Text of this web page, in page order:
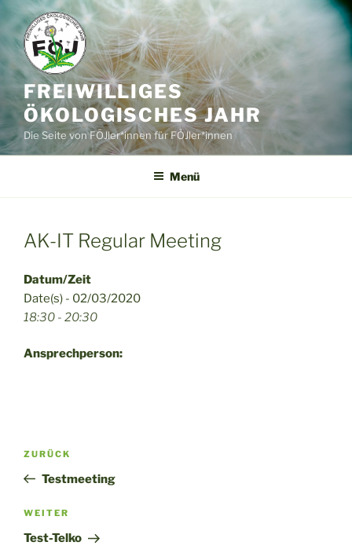
Inhalt
springen
FREIWILLIGES
ÖKOLOGISCHES JAHR
Die Seite von FÖJler*innen für FÖJler*innen
Menü
AK-IT Regular Meeting
Datum/Zeit
Date(s) - 02/03/2020
18:30 - 20:30
Ansprechperson:
Beitragsnavigation
Vorheriger
Beitrag
ZURÜCK
Testmeeting
Nächster
Beitrag
WEITER
Test-Telko